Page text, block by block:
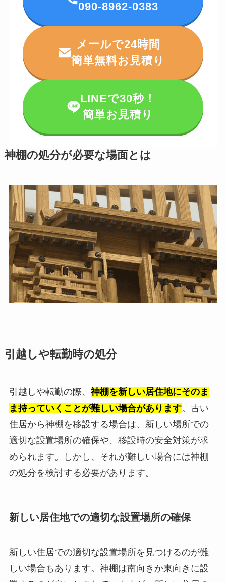
090-8962-0383
メールで24時間
簡単無料お見積り
LINEで30秒！
簡単お見積り
神棚の処分が必要な場面とは
引越しや転勤時の処分
引越しや転勤の際、 神棚を新しい居住地にそのま
ま持っていくことが難しい場合があります。古い
住居から神棚を移設する場合は、新しい場所での
適切な設置場所の確保や、移設時の安全対策が求
められます。しかし、それが難しい場合には神棚
の処分を検討する必要があります。
新しい居住地での適切な設置場所の確保
新しい住居での適切な設置場所を見つけるのが難
しい場合もあります。神棚は南向きか東向きに設